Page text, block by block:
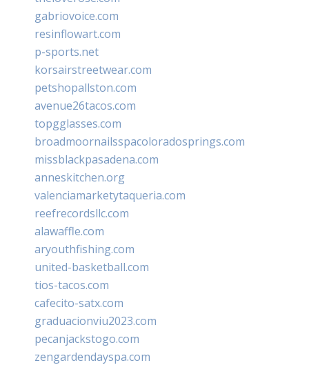
gabriovoice.com
resinflowart.com
p-sports.net
korsairstreetwear.com
petshopallston.com
avenue26tacos.com
topgglasses.com
broadmoornailsspacoloradosprings.com
missblackpasadena.com
anneskitchen.org
valenciamarketytaqueria.com
reefrecordsllc.com
alawaffle.com
aryouthfishing.com
united-basketball.com
tios-tacos.com
cafecito-satx.com
graduacionviu2023.com
pecanjackstogo.com
zengardendayspa.com